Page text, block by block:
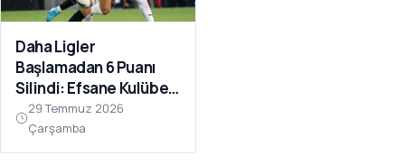
Daha Ligler
Başlamadan 6 Puanı
Silindi: Efsane Kulübe
FIFA Darbesi!
29 Temmuz 2026
Çarşamba